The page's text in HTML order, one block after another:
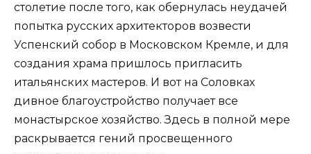
столетие после того, как обернулась неудачей
попытка русских архитекторов возвести
Успенский собор в Московском Кремле, и для
создания храма пришлось пригласить
итальянских мастеров. И вот на Соловках
дивное благоустройство получает все
монастырское хозяйство. Здесь в полной мере
раскрывается гений просвещенного